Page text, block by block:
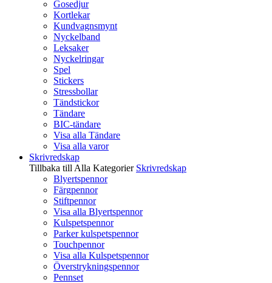
Gosedjur
Kortlekar
Kundvagnsmynt
Nyckelband
Leksaker
Nyckelringar
Spel
Stickers
Stressbollar
Tändstickor
Tändare
BIC-tändare
Visa alla Tändare
Visa alla varor
Skrivredskap
Tillbaka till Alla Kategorier Skrivredskap
Blyertspennor
Färgpennor
Stiftpennor
Visa alla Blyertspennor
Kulspetspennor
Parker kulspetspennor
Touchpennor
Visa alla Kulspetspennor
Överstrykningspennor
Pennset